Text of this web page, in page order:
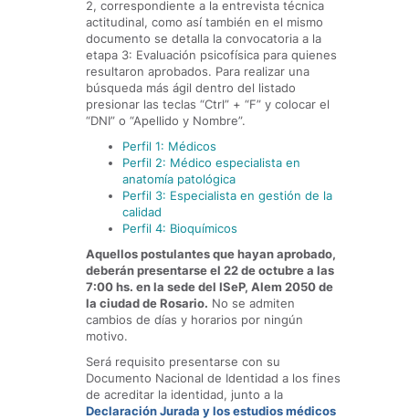
2, correspondiente a la entrevista técnica
actitudinal, como así también en el mismo
documento se detalla la convocatoria a la
etapa 3: Evaluación psicofísica para quienes
resultaron aprobados. Para realizar una
búsqueda más ágil dentro del listado
presionar las teclas “Ctrl” + “F” y colocar el
“DNI” o “Apellido y Nombre”.
Perfil 1: Médicos
Perfil 2: Médico especialista en
anatomía patológica
Perfil 3: Especialista en gestión de la
calidad
Perfil 4: Bioquímicos
Aquellos postulantes que hayan aprobado,
deberán presentarse el 22 de octubre a las
7:00 hs. en la sede del ISeP, Alem 2050 de
la ciudad deRosario. No se admiten
cambios de días y horarios por ningún
motivo.
Será requisito presentarse con su
Documento Nacional de Identidad a los fines
de acreditar la identidad, junto a la
Declaración Jurada y los estudios médicos